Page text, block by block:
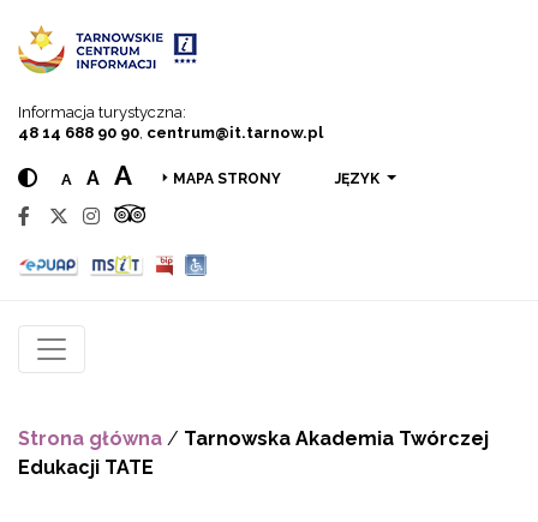
Informacja turystyczna:
48 14 688 90 90 centrum@it.tarnow.pl
A A A MAPA STRONY JĘZYK
Strona główna / Tarnowska Akademia Twórczej
Edukacji TATE